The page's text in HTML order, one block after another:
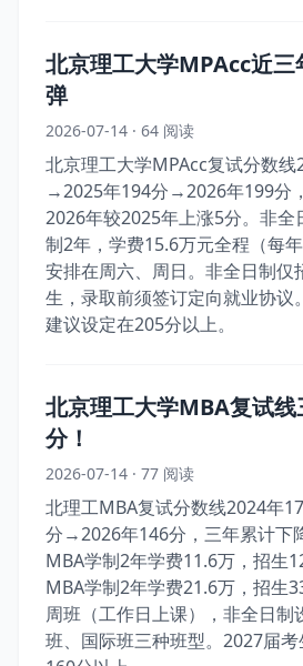
北京理工大学MPAcc近三
弹
2026-07-14 · 64 阅读
北京理工大学MPAcc复试分数线
→2025年194分→2026年199分
2026年较2025年上涨5分。非全
制2年，学费15.6万元全程（每
安排在周六、周日。非全日制仅
生，录取前须签订定向就业协议
建议设定在205分以上。
北京理工大学MBA复试线
分！
2026-07-14 · 77 阅读
北理工MBA复试分数线2024年
分→2026年146分，三年累计下
MBA学制2年学费11.6万，招生
MBA学制2年学费21.6万，招生
周班（工作日上课），非全日制
班、国际班三种班型。2027届